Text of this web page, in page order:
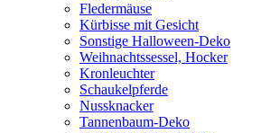
Fledermäuse
Kürbisse mit Gesicht
Sonstige Halloween-Deko
Weihnachtssessel, Hocker
Kronleuchter
Schaukelpferde
Nussknacker
Tannenbaum-Deko